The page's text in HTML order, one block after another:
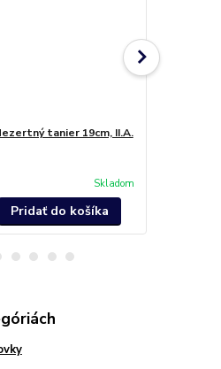
tanier 19cm, II.A.
Skladom
Pridať do košíka